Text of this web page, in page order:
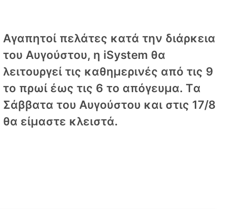
Αγαπητοί πελάτες κατά την διάρκεια
του Αυγούστου, η iSystem θα
λειτουργεί τις καθημερινές από τις 9
το πρωί έως τις 6 το απόγευμα. Tα
Σάββατα του Αυγούστου και στις 17/8
θα είμαστε κλειστά.